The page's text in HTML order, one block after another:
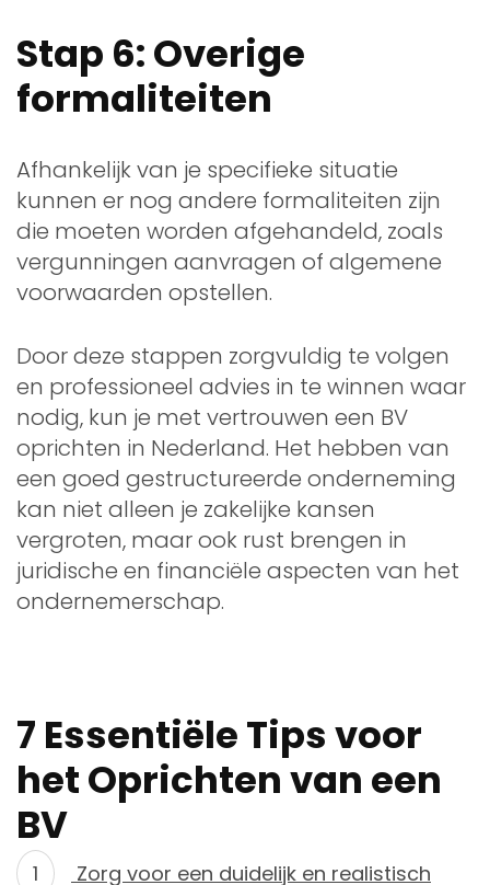
Stap 6: Overige
formaliteiten
Afhankelijk van je specifieke situatie
kunnen er nog andere formaliteiten zijn
die moeten worden afgehandeld, zoals
vergunningen aanvragen of algemene
voorwaarden opstellen.
Door deze stappen zorgvuldig te volgen
en professioneel advies in te winnen waar
nodig, kun je met vertrouwen een BV
oprichten in Nederland. Het hebben van
een goed gestructureerde onderneming
kan niet alleen je zakelijke kansen
vergroten, maar ook rust brengen in
juridische en financiële aspecten van het
ondernemerschap.
7 Essentiële Tips voor
het Oprichten van een
BV
Zorg voor een duidelijk en realistisch